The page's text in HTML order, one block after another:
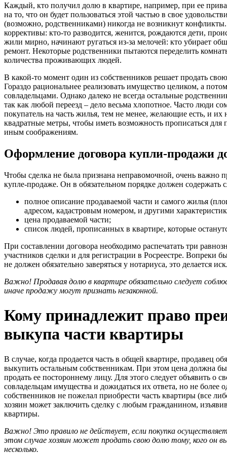
Каждый, кто получил долю в квартире, например, при ее
на то, что он будет пользоваться этой частью в свое
(возможно, родственниками) никогда не возникнут
коррективы: кто-то разводится, женится, рождаются дети,
жили мирно, начинают ругаться из-за мелочей: кто убирает
ремонт. Некоторые родственники пытаются переделить
количества проживающих людей.
В какой-то момент один из собственников решает продать
Гораздо рациональнее реализовать имущество целиком, а
совладельцами. Однако далеко не всегда остальные
так как любой переезд – дело весьма хлопотное. Часто люди
покупатель на часть жилья, тем не менее, желающие есть, и
квадратные метры, чтобы иметь возможность прописаться
иным соображениям.
Оформление договора купли-продажи
Чтобы сделка не была признана неправомочной, очень важно
купле-продаже. Он в обязательном порядке должен содержать
полное описание продаваемой части и самого жилья
адресом, кадастровым номером, и другими
цена продаваемой части;
список людей, прописанных в квартире, которые
При составлении договора необходимо распечатать три
участников сделки и для регистрации в Росреестре.
не должен обязательно заверяться у нотариуса, это делается
Важно! Продавая долю в квартире обязательно следует
иначе продажу могут признать незаконной.
Кому принадлежит право
выкупа части квартиры
В случае, когда продается часть в общей квартире, продавец
выкупить остальным собственникам. При этом цена должна
продать ее постороннему лицу. Для этого следует объявить о
совладельцам имущества и дожидаться их ответа, но не более
собственников не пожелал приобрести часть квартиры (все
хозяин может заключить сделку с любым гражданином,
квартиры.
Важно! Это правило не действует, если покупка
этом случае хозяин может продать свою долю тому, кого он
несколько.